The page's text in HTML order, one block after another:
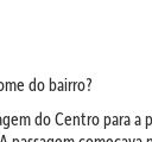
do bairro?
do Centro para